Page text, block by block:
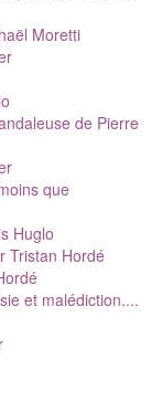
Moretti
de Pierre
que
Huglo
Tristan Hordé
et malédiction....